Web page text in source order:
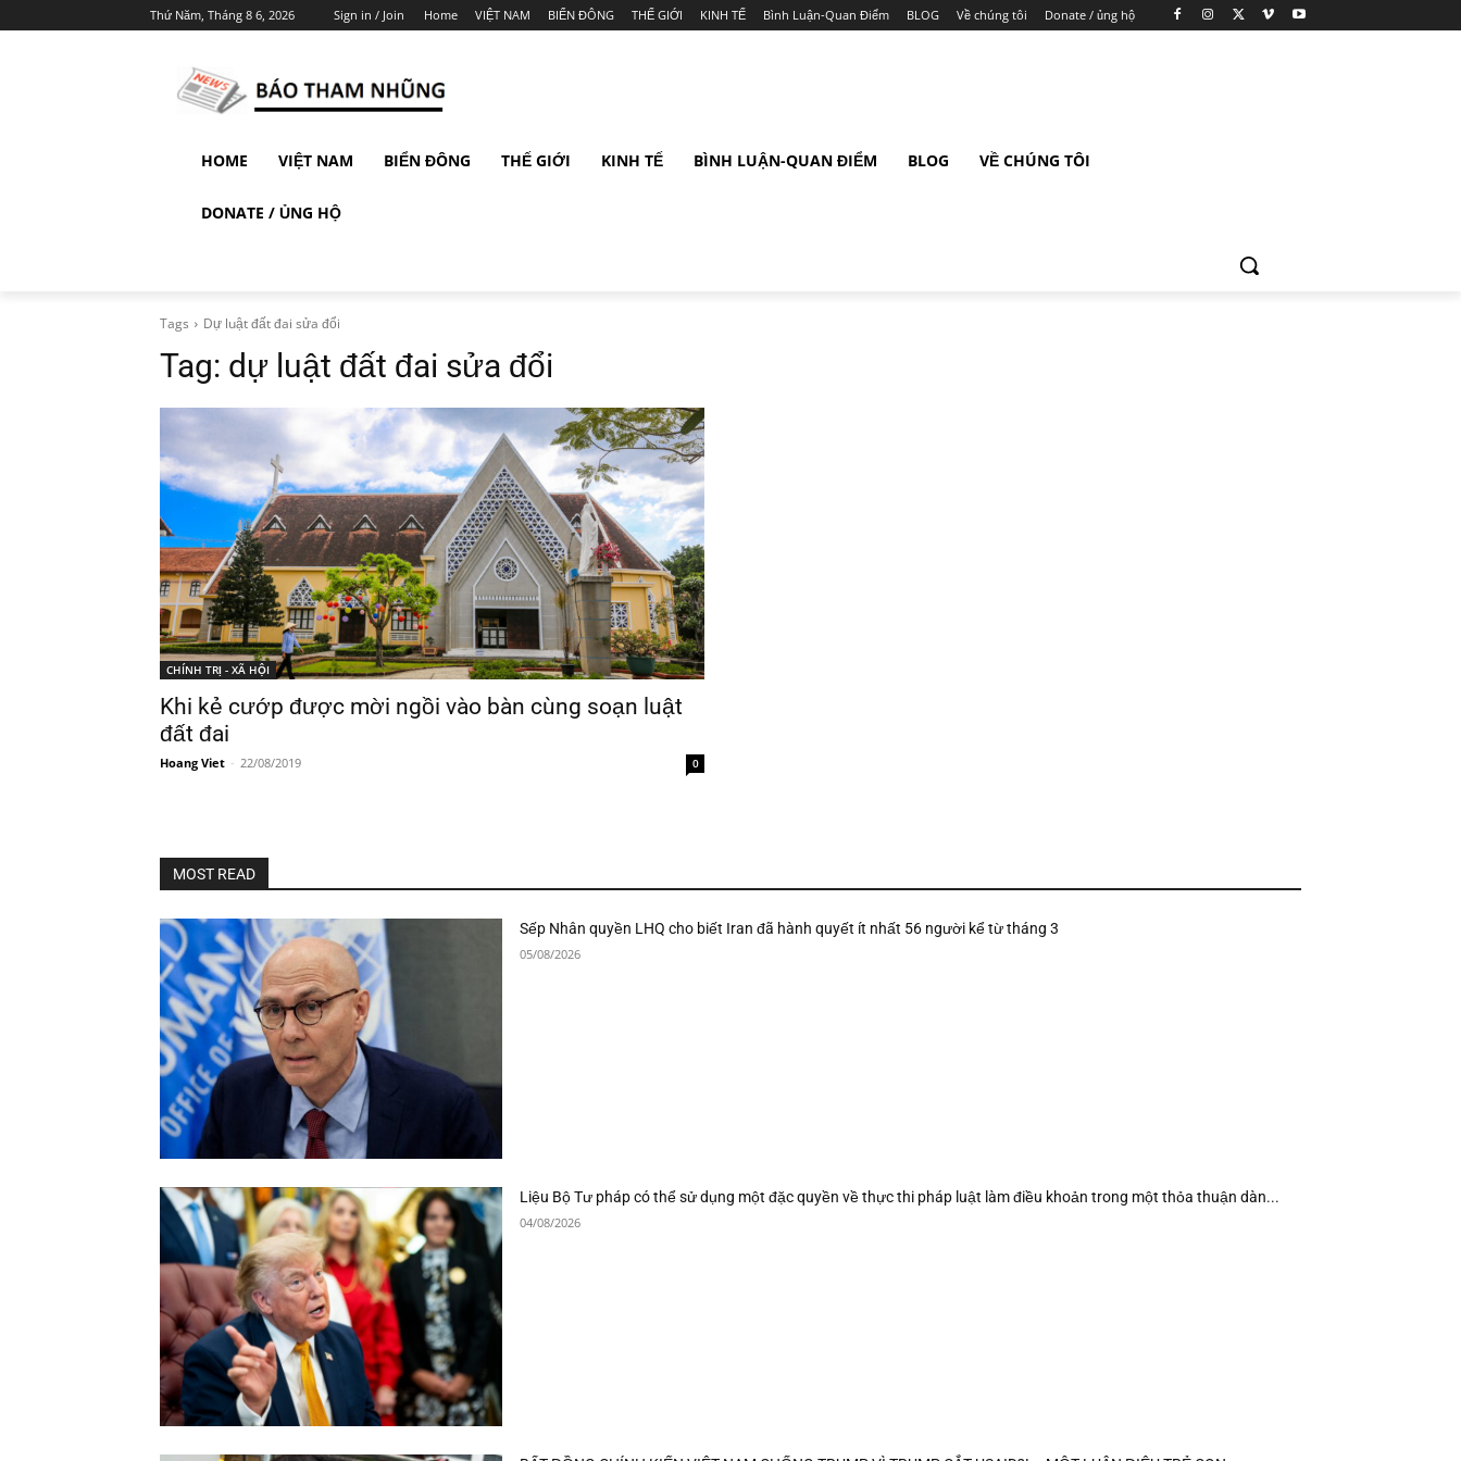
Thứ Năm, Tháng 8 6, 2026 Sign in / Join Home VIỆT NAM BIỂN ĐÔNG THẾ GIỚI KINH TẾ Bình Luận-Quan Điểm BLOG Về chúng tôi Donate / ủng hộ
HOME VIỆT NAM BIỂN ĐÔNG THẾ GIỚI KINH TẾ BÌNH LUẬN-QUAN ĐIỂM BLOG VỀ CHÚNG TÔI
DONATE / ỦNG HỘ
Tags Dự luật đất đai sửa đổi
Tag: dự luật đất đai sửa đổi
CHÍNH TRỊ - XÃ HỘI
Khi kẻ cướp được mời ngồi vào bàn cùng soạn luật
đất đai
Hoang Viet - 22/08/2019 0
MOST READ
Sếp Nhân quyền LHQ cho biết Iran đã hành quyết ít nhất 56 người kể từ tháng 3
05/08/2026
Liệu Bộ Tư pháp có thể sử dụng một đặc quyền về thực thi pháp luật làm điều khoản trong một thỏa thuận dàn...
04/08/2026